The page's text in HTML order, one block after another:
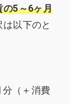
の5～6ヶ月
以下のと
分（＋消費